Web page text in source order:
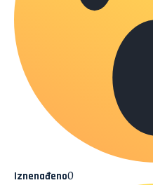
Iznenađeno0